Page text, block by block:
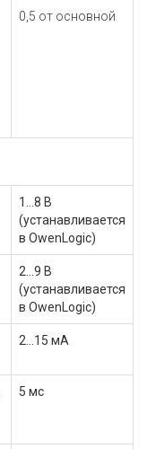
0,5 от основной
1...8 В
(устанавливается
в OwenLogic)
2...9 В
(устанавливается
в OwenLogic)
2…15 мА
5 мс